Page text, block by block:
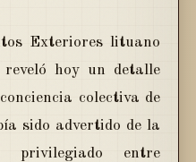
Exteriores lituano
reveló hoy un detalle
colectiva de
sido advertido de la
privilegiado entre